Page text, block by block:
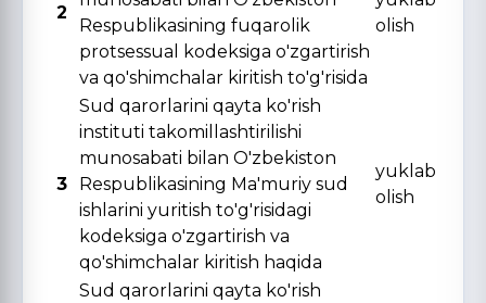
2
Respublikasining fuqarolik
protsessual kodeksiga o'zgartirish
va qo'shimchalar kiritish to'g'risida
olish
3
Sud qarorlarini qayta ko'rish
instituti takomillashtirilishi
munosabati bilan O'zbekiston
Respublikasining Ma'muriy sud
ishlarini yuritish to'g'risidagi
kodeksiga o'zgartirish va
qo'shimchalar kiritish haqida
yuklab
olish
Sud qarorlarini qayta ko'rish